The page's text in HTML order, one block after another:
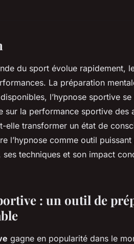
du sport évolue rapidement,
. La préparation
l’hypnose sportive
sur la performance sportive des
elle transformer un état de
l’hypnose comme outil
techniques et son impact
: un outil de
gagne en popularité dans le